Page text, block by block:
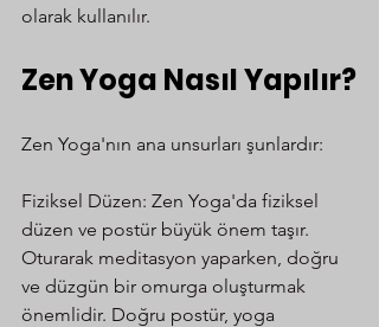
olarak kullanılır.
Zen Yoga Nasıl Yapılır?
Zen Yoga'nın ana unsurları şunlardır:
Fiziksel Düzen: Zen Yoga'da fiziksel
düzen ve postür büyük önem taşır.
Oturarak meditasyon yaparken, doğru
ve düzgün bir omurga oluşturmak
önemlidir. Doğru postür, yoga